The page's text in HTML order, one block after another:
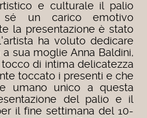
e culturale il palio
un carico emotivo
la presentazione è stato
ha voluto dedicare
sua moglie Anna Baldini,
di intima delicatezza
toccato i presenti e che
umano unico a questa
del palio e il
il fine settimana del 10-